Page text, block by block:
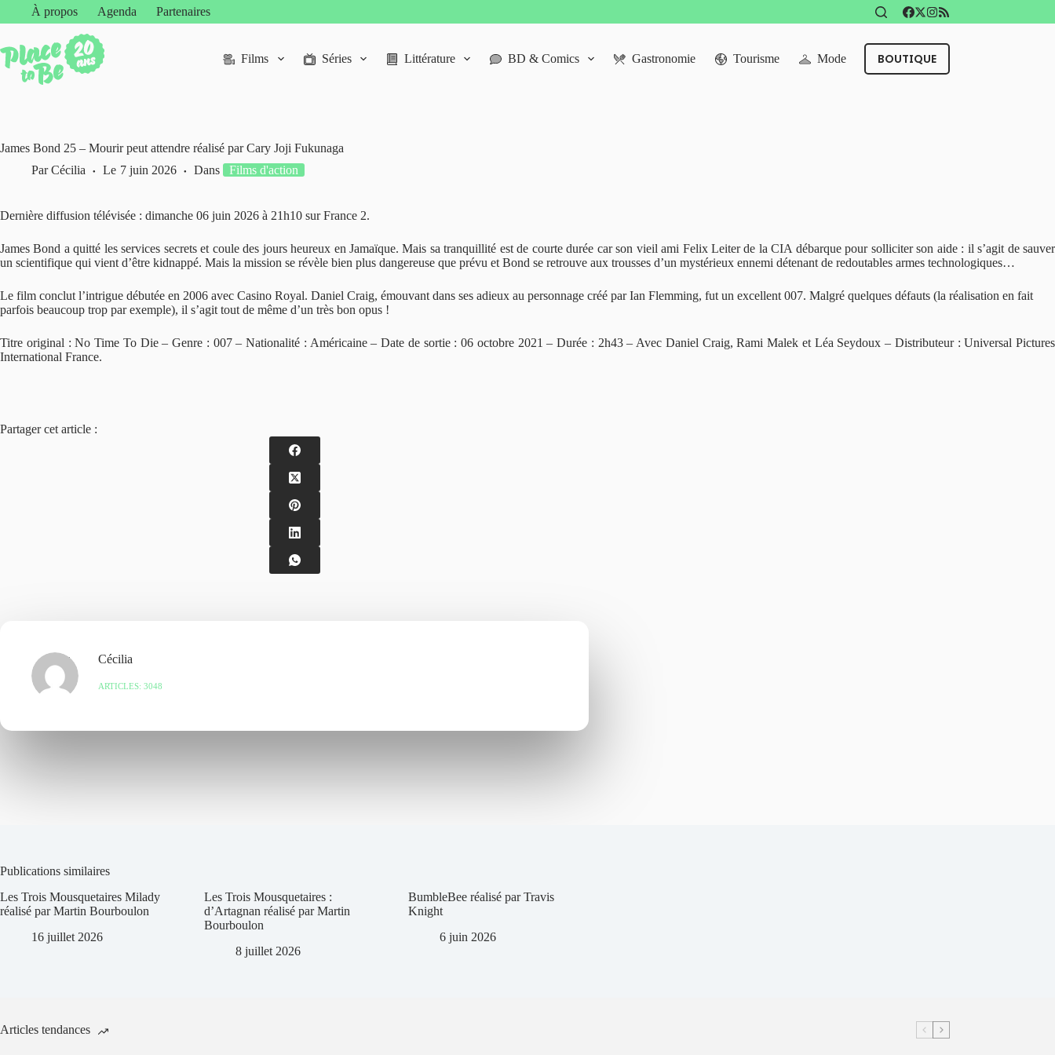
À propos Agenda Partenaires
Films Séries Littérature BD & Comics Gastronomie Tourisme Mode BOUTIQUE
James Bond 25 – Mourir peut attendre réalisé par Cary Joji Fukunaga
Par Cécilia Le 7 juin 2026 Dans Films d'action
Dernière diffusion télévisée : dimanche 06 juin 2026 à 21h10 sur France 2.
James Bond a quitté les services secrets et coule des jours heureux en Jamaïque. Mais sa tranquillité est de courte durée car son vieil ami Felix Leiter de la CIA débarque pour solliciter son aide : il s’agit de sauver
un scientifique qui vient d’être kidnappé. Mais la mission se révèle bien plus dangereuse que prévu et Bond se retrouve aux trousses d’un mystérieux ennemi détenant de redoutables armes technologiques…
Le film conclut l’intrigue débutée en 2006 avec Casino Royal. Daniel Craig, émouvant dans ses adieux au personnage créé par Ian Flemming, fut un excellent 007. Malgré quelques défauts (la réalisation en fait
parfois beaucoup trop par exemple), il s’agit tout de même d’un très bon opus !
Titre original : No Time To Die – Genre : 007 – Nationalité : Américaine – Date de sortie : 06 octobre 2021 – Durée : 2h43 – Avec Daniel Craig, Rami Malek et Léa Seydoux – Distributeur : Universal Pictures
International France.
Partager cet article :
Cécilia
ARTICLES: 3048
Publications similaires
Les Trois Mousquetaires Milady
réalisé par Martin Bourboulon
16 juillet 2026
Les Trois Mousquetaires :
d’Artagnan réalisé par Martin
Bourboulon
8 juillet 2026
BumbleBee réalisé par Travis
Knight
6 juin 2026
Articles tendances